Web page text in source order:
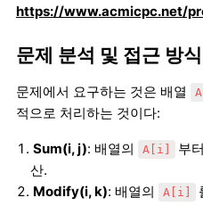
https://www.acmicpc.net/
문제 분석 및 접근 방식
문제에서 요구하는 것은 배열 A
적으로 처리하는 것이다:
Sum(i, j): 배열의 A[i] 부터
산.
Modify(i, k): 배열의 A[i]